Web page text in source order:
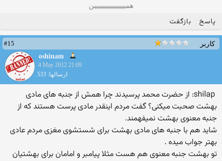
هميييييييييييييييين
پاسخ بازگفت
کاربر
#15
oshinam
4 May 2012 21:09
ارسالها: 533
shilap: از حضرت محمد پرسیدند چرا همش از جنبه های مادی
بهشت صحبت میکنی؟ گفت مردم اینقدر مادی پرست هستند که از
جنبه معنوی بهشت نمیفهمند.
شاید هم با جنبه های مادی بهشت برای شستشوی مغزی مردم عادی
بهتر جواب میده .
تو بهشت جنبه معنوی هم هست مثلا پیامبر و امامان برای بهشتیان